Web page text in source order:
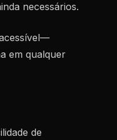
necessários.
em qualquer
de